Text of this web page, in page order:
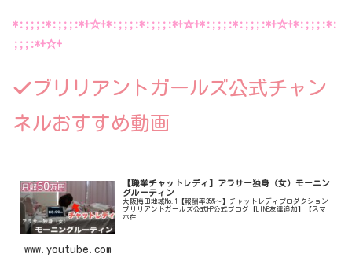
*:;;;:*:;;;:*+☆+*:;;;:*:;;;:*+☆+*:;;;:*:;;;:*+☆+*:;;;:*:
;;;:*+☆+
ブリリアントガールズ公式チャン
ネルおすすめ動画
【職業チャットレディ】アラサー独身（女）モーニン
グルーティン
大阪梅田地域No.1【報酬率35%〜】チャットレディプロダクション
ブリリアントガールズ公式HP公式ブログ【LINE友達追加】【スマ
ホ在...
www.youtube.com